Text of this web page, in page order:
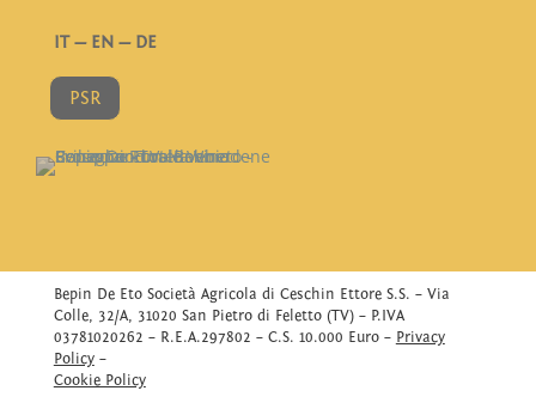
IT— EN— DE
PSR
Bepin De Eto Società Agricola di Ceschin Ettore S.S. – Via
Colle, 32/A, 31020 San Pietro di Feletto (TV) – P.IVA
03781020262 – R.E.A.297802 – C.S. 10.000 Euro – Privacy
Policy –
Cookie Policy